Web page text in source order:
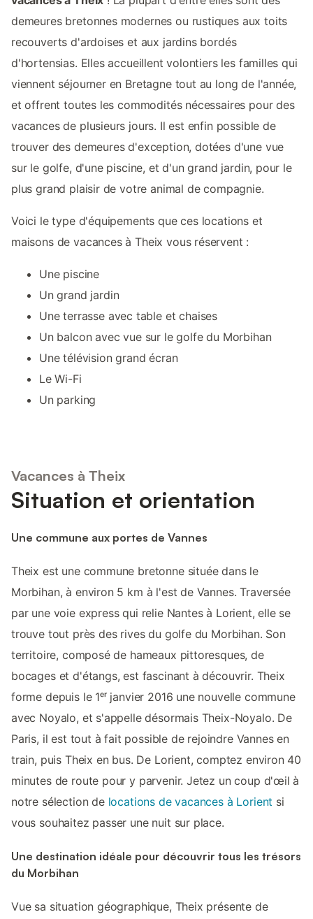
demeures bretonnes modernes ou rustiques aux toits
recouverts d'ardoises et aux jardins bordés
d'hortensias. Elles accueillent volontiers les familles qui
viennent séjourner en Bretagne tout au long de l'année,
et offrent toutes les commodités nécessaires pour des
vacances de plusieurs jours. Il est enfin possible de
trouver des demeures d'exception, dotées d'une vue
sur le golfe, d'une piscine, et d'un grand jardin, pour le
plus grand plaisir de votre animal de compagnie.
Voici le type d'équipements que ces locations et
maisons de vacances à Theix vous réservent :
Une piscine
Un grand jardin
Une terrasse avec table et chaises
Un balcon avec vue sur le golfe du Morbihan
Une télévision grand écran
Le Wi-Fi
Un parking
Vacances à Theix
Situation et orientation
Une commune aux portes de Vannes
Theix est une commune bretonne située dans le
Morbihan, à environ 5 km à l'est de Vannes. Traversée
par une voie express qui relie Nantes à Lorient, elle se
trouve tout près des rives du golfe du Morbihan. Son
territoire, composé de hameaux pittoresques, de
bocages et d'étangs, est fascinant à découvrir. Theix
forme depuis le 1ᵉʳ janvier 2016 une nouvelle commune
avec Noyalo, et s'appelle désormais Theix-Noyalo. De
Paris, il est tout à fait possible de rejoindre Vannes en
train, puis Theix en bus. De Lorient, comptez environ 40
minutes de route pour y parvenir. Jetez un coup d'œil à
notre sélection de locations de vacances à Lorient si
vous souhaitez passer une nuit sur place.
Une destination idéale pour découvrir tous les trésors
du Morbihan
Vue sa situation géographique, Theix présente de